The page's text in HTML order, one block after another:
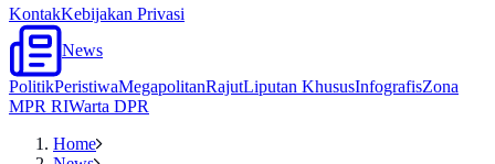
KontakKebijakan Privasi
News
PolitikPeristiwaMegapolitanRajutLiputan KhususInfografisZona
MPR RIWarta DPR
Home